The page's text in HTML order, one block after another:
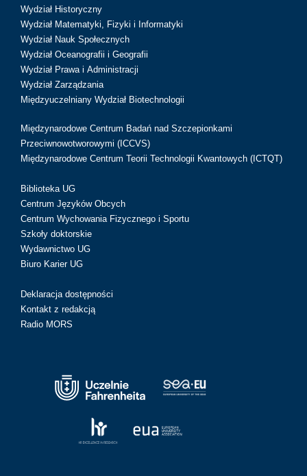
Wydział Historyczny
Wydział Matematyki, Fizyki i Informatyki
Wydział Nauk Społecznych
Wydział Oceanografii i Geografii
Wydział Prawa i Administracji
Wydział Zarządzania
Międzyuczelniany Wydział Biotechnologii
Międzynarodowe Centrum Badań nad Szczepionkami
Przeciwnowotworowymi (ICCVS)
Międzynarodowe Centrum Teorii Technologii Kwantowych (ICTQT)
Biblioteka UG
Centrum Języków Obcych
Centrum Wychowania Fizycznego i Sportu
Szkoły doktorskie
Wydawnictwo UG
Biuro Karier UG
Deklaracja dostępności
Kontakt z redakcją
Radio MORS